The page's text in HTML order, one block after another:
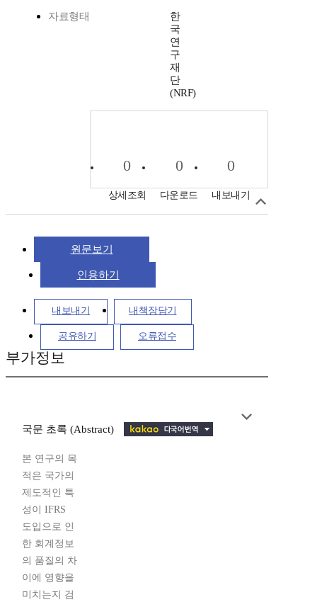
자료형태
한
국
연
구
재
단
(NRF)
0
상세조회
0
다운로드
0
내보내기
원문보기
인용하기
내보내기 내책장담기
공유하기 오류접수
부가정보
국문 초록 (Abstract)
본 연구의 목
적은 국가의
제도적인 특
성이 IFRS
도입으로 인
한 회계정보
의 품질의 차
이에 영향을
미치는지 검